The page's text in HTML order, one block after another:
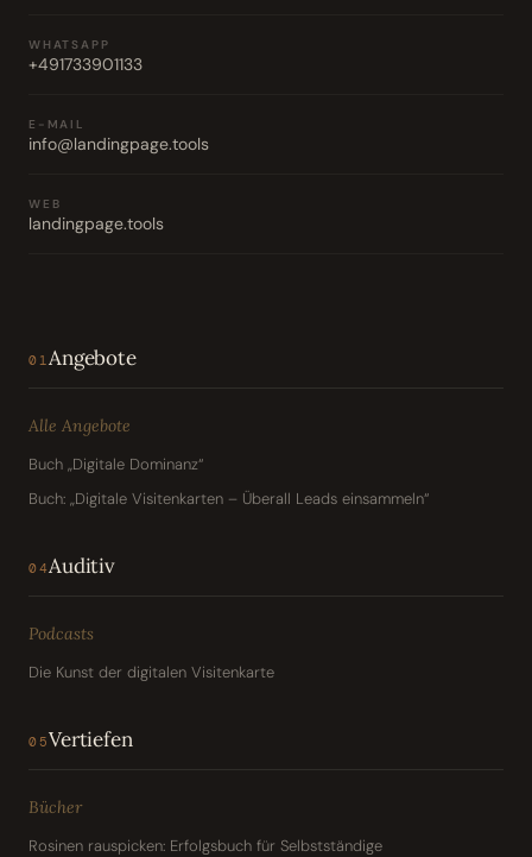
WHATSAPP
+491733901133
E-MAIL
info@landingpage.tools
WEB
landingpage.tools
01Angebote
Alle Angebote
Buch „Digitale Dominanz“
Buch: „Digitale Visitenkarten – Überall Leads einsammeln“
04Auditiv
Podcasts
Die Kunst der digitalen Visitenkarte
05Vertiefen
Bücher
Rosinen rauspicken: Erfolgsbuch für Selbstständige